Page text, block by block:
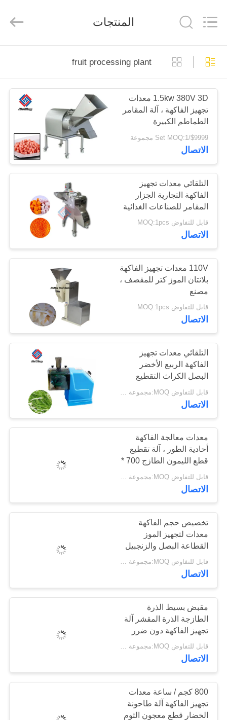
المنزل
المنتجات
برنامج
VR
حولنا
جولة
المصنع
مراقبة
الجودة
اتصل
بنا
أخبار
القضايا
مدونة
اطلب
اقتباس
خريطة
الموقع
سياسة
الخصوصية
Machinery
Co.,Ltd.
Reserved.
المنتجات
fruit processing plant
1.5kw 380V 3D معدات
تجهيز الفاكهة ، آلة المقامر
الطماطم الكبيرة
$9999/Set MOQ:1 مجموعة
الاتصال
التلقائي معدات تجهيز
الفاكهة التجارية الجزار
المقامر للصناعات الغذائية
قابل للتفاوض MOQ:1pcs
الاتصال
110V معدات تجهيز الفاكهة
بلانتان الموز كتر للمقصف ،
مصنع
قابل للتفاوض MOQ:1pcs
الاتصال
التلقائي معدات تجهيز
الفاكهة الربيع الأخضر
البصل الكراث التقطيع
الاتصال
معدات معالجة الفاكهة
أحادية الطور ، آلة تقطيع
قطع الليمون الطازج 700 *
450 * 830 مم
قابل للتفاوض MOQ:مجموعة واحدة
الاتصال
تخصيص حجم الفاكهة
معدات لتجهيز الموز
القطاعة البصل والزنجبيل
رقائق القاطع
قابل للتفاوض MOQ:مجموعة واحدة
الاتصال
مقبض بسيط الذرة
الطازجة الذرة المقشر آلة
تجهيز الفاكهة دون ضرر
قابل للتفاوض MOQ:مجموعة واحدة
الاتصال
800 كجم / ساعة معدات
تجهيز الفاكهة آلة طاحونة
الخضار قطع معجون الثوم